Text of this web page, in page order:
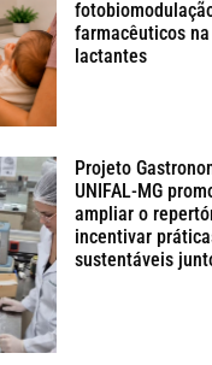
farmacêuticos
lactantes
Projeto
UNIFAL-MG
ampliar o
incentivar
sustentáveis